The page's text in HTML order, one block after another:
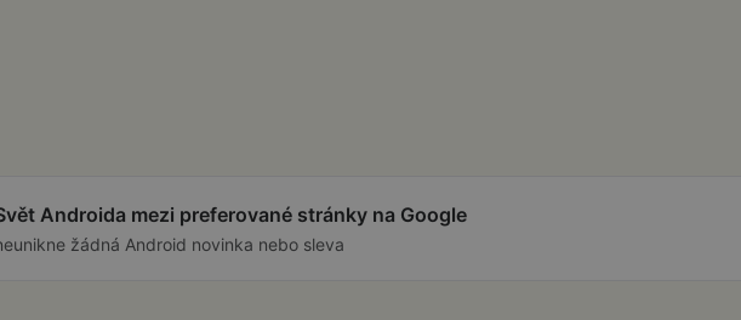
Androida mezi preferované stránky na Google
žádná Android novinka nebo sleva